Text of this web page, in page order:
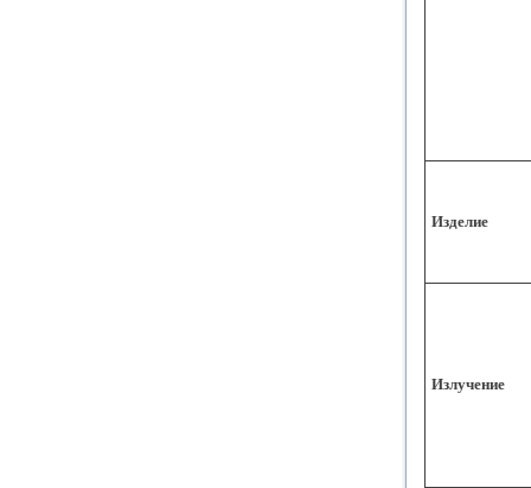
Изделие
Излучение